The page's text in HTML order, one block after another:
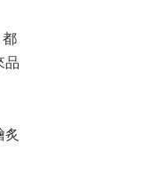
都
品
炙